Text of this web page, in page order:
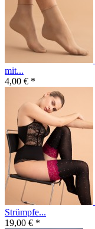
mit...
4,00 € *
Strümpfe...
19,00 € *